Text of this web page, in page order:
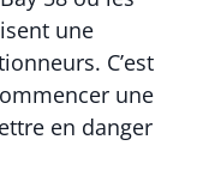
une
C’est
une
en danger